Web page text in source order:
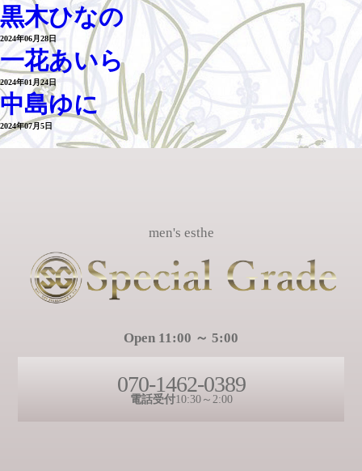
黒木ひなの
2024年06月28日
一花あいら
2024年01月24日
中島ゆに
2024年07月5日
men's esthe
Open 11:00 ～ 5:00
070-1462-0389
電話受付10:30～2:00